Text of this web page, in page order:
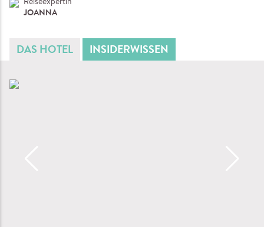
Reiseexpertin
JOANNA
DAS HOTEL INSIDERWISSEN